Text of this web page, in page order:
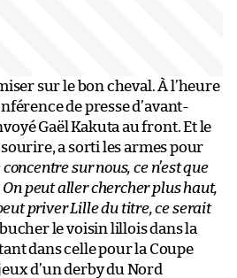
sur le bon cheval. À l’heure
de presse d’avant-
Gaël Kakuta au front. Et le
a sorti les armes pour
concentre sur nous, ce n’est que
peut aller chercher plus haut,
priver Lille du titre, ce serait
le voisin lillois dans la
dans celle pour la Coupe
d’un derby du Nord